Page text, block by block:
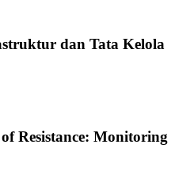
dan Tata Kelola
Resistance: Monitoring